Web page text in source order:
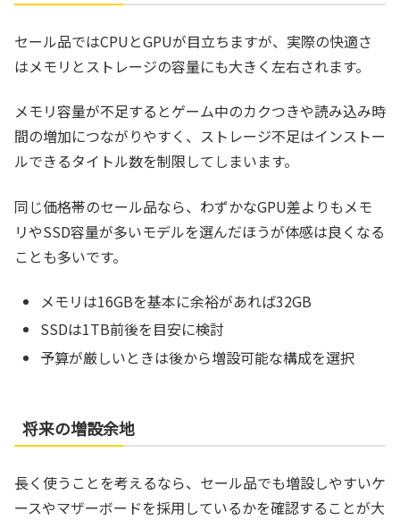
セール品ではCPUとGPUが目立ちますが、実際の快適さ
はメモリとストレージの容量にも大きく左右されます。
メモリ容量が不足するとゲーム中のカクつきや読み込み時
間の増加につながりやすく、ストレージ不足はインストー
ルできるタイトル数を制限してしまいます。
同じ価格帯のセール品なら、わずかなGPU差よりもメモ
リやSSD容量が多いモデルを選んだほうが体感は良くなる
ことも多いです。
メモリは16GBを基本に余裕があれば32GB
SSDは1TB前後を目安に検討
予算が厳しいときは後から増設可能な構成を選択
将来の増設余地
長く使うことを考えるなら、セール品でも増設しやすいケ
ースやマザーボードを採用しているかを確認することが大